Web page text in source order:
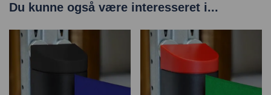
Du kunne også være interesseret i...